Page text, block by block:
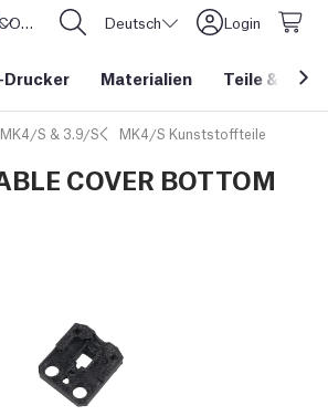
Staaten
CORE One L: Jetzt auf Lager! Deutsch Login
Drucker Materialien Teile &
MK4/S & 3.9/S MK4/S Kunststoffteile
COVER BOTTOM